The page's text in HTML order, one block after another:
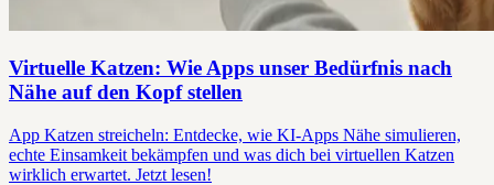
Virtuelle Katzen: Wie Apps unser Bedürfnis nach
Nähe auf den Kopf stellen
App Katzen streicheln: Entdecke, wie KI-Apps Nähe simulieren,
echte Einsamkeit bekämpfen und was dich bei virtuellen Katzen
wirklich erwartet. Jetzt lesen!